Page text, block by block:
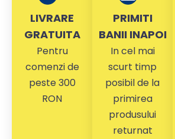
LIVRARE
GRATUITA
Pentru
comenzi de
peste 300
RON
PRIMITI
BANII INAPOI
In cel mai
scurt timp
posibil de la
primirea
produsului
returnat